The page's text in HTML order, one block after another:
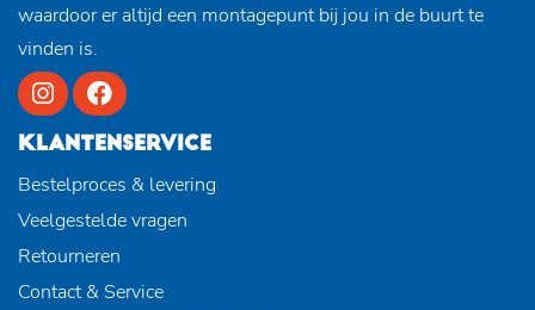
waardoor er altijd een montagepunt bij jou in de buurt te
vinden is.
KLANTENSERVICE
Bestelproces & levering
Veelgestelde vragen
Retourneren
Contact & Service